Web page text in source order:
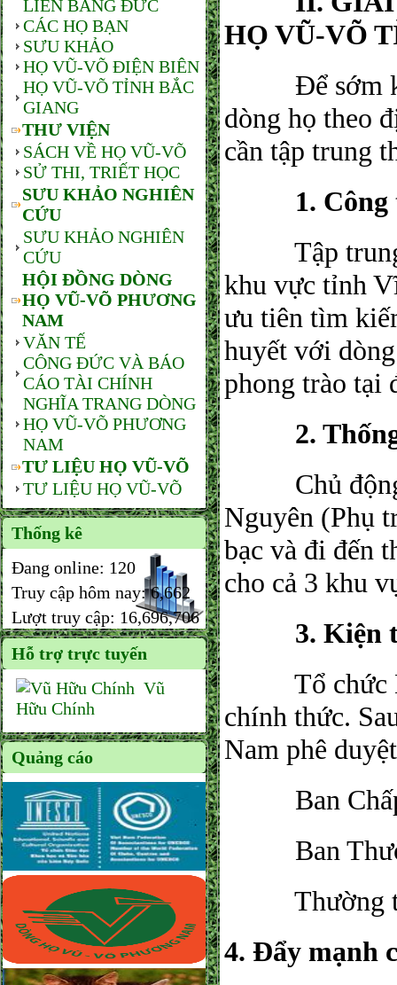
LIÊN BANG ĐỨC
CÁC HỌ BẠN
SƯU KHẢO
HỌ VŨ-VÕ ĐIỆN BIÊN
HỌ VŨ-VÕ TỈNH BẮC
GIANG
THƯ VIỆN
SÁCH VỀ HỌ VŨ-VÕ
SỬ THI, TRIẾT HỌC
SƯU KHẢO NGHIÊN
CỨU
SƯU KHẢO NGHIÊN
CỨU
HỘI ĐỒNG DÒNG
HỌ VŨ-VÕ PHƯƠNG
NAM
VĂN TẾ
CÔNG ĐỨC VÀ BÁO
CÁO TÀI CHÍNH
NGHĨA TRANG DÒNG
HỌ VŨ-VÕ PHƯƠNG
NAM
TƯ LIỆU HỌ VŨ-VÕ
TƯ LIỆU HỌ VŨ-VÕ
Thống kê
Đang online: 120
Truy cập hôm nay:6,662
Lượt truy cập: 16,696,706
Hỗ trợ trực tuyến
Vũ
Hữu Chính
Quảng cáo
HỌ VŨ-VÕ
Để sớm
dòng họ theo
cần tập trung
1. Công
Tập trung
khu vực tỉnh
ưu tiên tìm
huyết với
phong trào tại
2. Thống
Chủ động
Nguyên (Phụ
bạc và đi đến
cho cả 3 khu
3. Kiện
Tổ chức
chính thức.
Nam phê
Ban Chấp
Ban
Thường
​4. Đẩy mạnh